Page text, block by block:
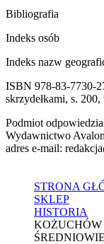
Bibliografia
Indeks osób
Indeks nazw
ISBN 978-83-7730-
skrzydełkami, s.
Podmiot
Wydawnictwo
adres e-mail:
STRONA
SKLEP
HISTORIA